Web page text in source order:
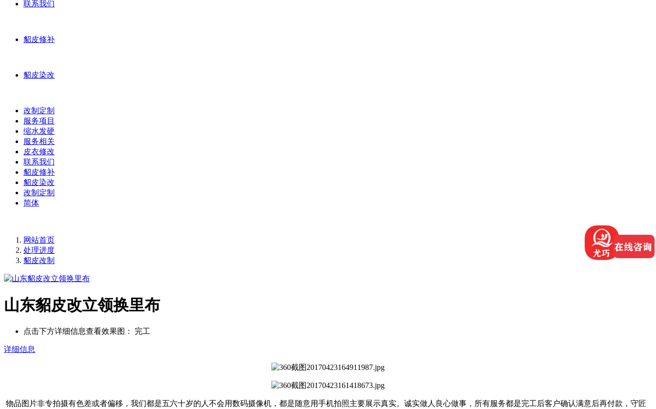
联系我们
貂皮修补
貂皮染改
改制定制
服务项目
缩水发硬
服务相关
皮衣修改
联系我们
貂皮修补
貂皮染改
改制定制
简体
网站首页
处理进度
貂皮改制
山东貂皮改立领换里布
点击下方详细信息查看效果图： 完工
详细信息
物品图片非专拍摄有色差或者偏移，我们都是五六十岁的人不会用数码摄像机，都是随意用手机拍照主要展示真实。诚实做人良心做事，所有服务都是完工后客户确认满意后再付款，守匠